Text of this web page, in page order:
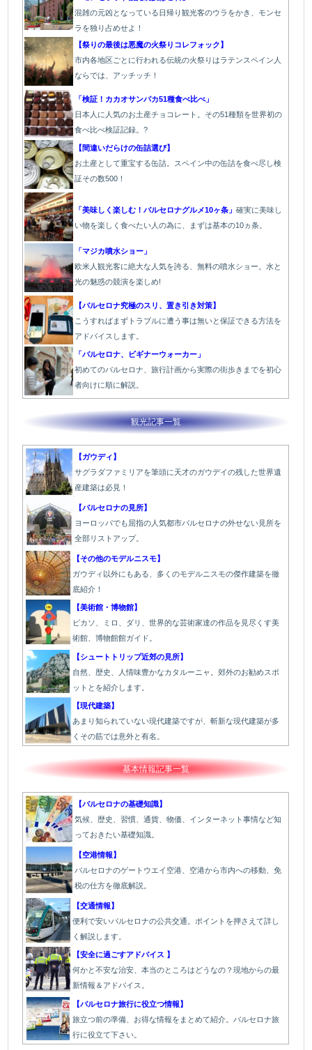
混雑の元凶となっている日帰り観光客のウラをかき、モンセ
ラを独り占めせよ！
【祭りの最後は悪魔の火祭りコレフォック】
市内各地区ごとに行われる伝統の火祭りはラテンスペイン人
ならでは、アッチッチ！
「検証！カカオサンパカ51種食べ比べ」
日本人に人気のお土産チョコレート。その51種類を世界初の
食べ比べ検証記録。?
【間違いだらけの缶詰選び】
お土産として重宝する缶詰。スペイン中の缶詰を食べ尽し検
証その数500！
「美味しく楽しむ！バルセロナグルメ10ヶ条」確実に美味し
い物を楽しく食べたい人の為に、まずは基本の10ヵ条。
「マジカ噴水ショー」
欧米人観光客に絶大な人気を誇る、無料の噴水ショー。水と
光の魅惑の競演を楽しめ!
【バルセロナ究極のスリ、置き引き対策】
こうすればまずトラブルに遭う事は無いと保証できる方法を
アドバイスします。
「バルセロナ、ビギナーウォーカー」
初めてのバルセロナ、旅行計画から実際の街歩きまでを初心
者向けに順に解説。
観光記事一覧
【ガウディ】
サグラダファミリアを筆頭に天才のガウデイの残した世界遺
産建築は必見！
【バルセロナの見所】
ヨーロッパでも屈指の人気都市バルセロナの外せない見所を
全部リストアップ。
【その他のモデルニスモ】
ガウディ以外にもある、多くのモデルニスモの傑作建築を徹
底紹介！
【美術館・博物館】
ピカソ、ミロ、ダリ、世界的な芸術家達の作品を見尽くす美
術館、博物館館ガイド。
【シュートトリップ近郊の見所】
自然、歴史、人情味豊かなカタルーニャ。郊外のお勧めスポ
ットとを紹介します。
【現代建築】
あまり知られていない現代建築ですが、斬新な現代建築が多
くその筋では意外と有名。
基本情報記事一覧
【バルセロナの基礎知識】
気候、歴史、習慣、通貨、物価、インターネット事情など知
っておきたい基礎知識。
【空港情報】
バルセロナのゲートウエイ空港、空港から市内への移動、免
税の仕方を徹底解説。
【交通情報】
便利で安いバルセロナの公共交通。ポイントを押さえて詳し
く解説します。
【安全に過ごすアドバイス 】
何かと不安な治安、本当のところはどうなの？現地からの最
新情報＆アドバイス。
【バルセロナ旅行に役立つ情報】
旅立つ前の準備、お得な情報をまとめて紹介。バルセロナ旅
行に役立て下さい。